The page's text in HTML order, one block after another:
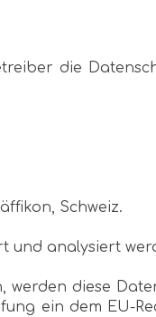
die
Schweiz.
und analysiert
werden diese
ein dem EU-